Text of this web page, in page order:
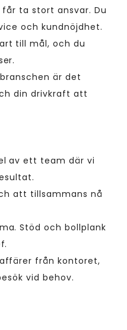
ta stort ansvar. Du
och kundnöjdhet.
till mål, och du
är det
din drivkraft att
av ett team där vi
att tillsammans nå
Stöd och bollplank
från kontoret,
vid behov.